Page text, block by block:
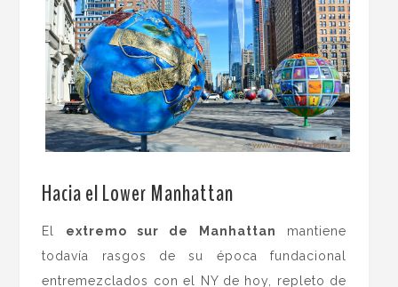
Hacia el Lower Manhattan
El extremo sur de Manhattan
mantiene
todavía rasgos de su época fundacional
entremezclados con el NY de hoy, repleto de